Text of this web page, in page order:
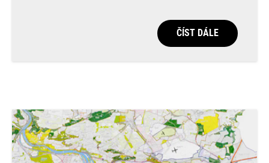
ČÍST DÁLE